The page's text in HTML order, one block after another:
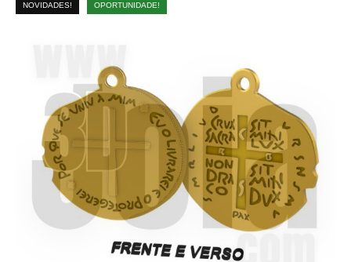
NOVIDADES! OPORTUNIDADE!